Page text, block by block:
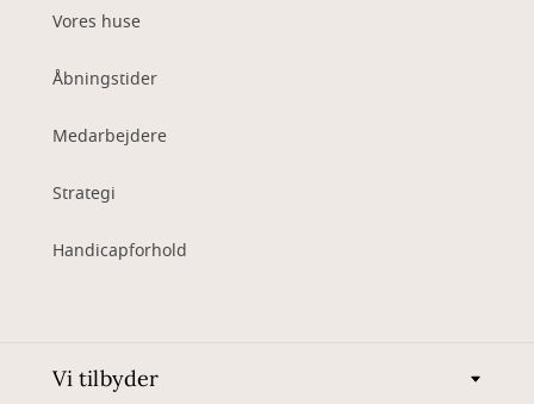
Vores huse
Åbningstider
Medarbejdere
Strategi
Handicapforhold
Vi tilbyder